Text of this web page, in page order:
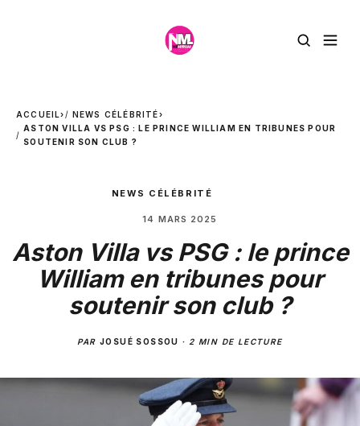
ACCUEIL› NEWS CÉLÉBRITÉ›
ASTON VILLA VS PSG : LE PRINCE WILLIAM EN TRIBUNES POUR
SOUTENIR SON CLUB ?
NEWS CÉLÉBRITÉ
14 MARS 2025
Aston Villa vs PSG : le prince
William en tribunes pour
soutenir son club ?
PARJOSUÉ SOSSOU · 2 MIN DE LECTURE